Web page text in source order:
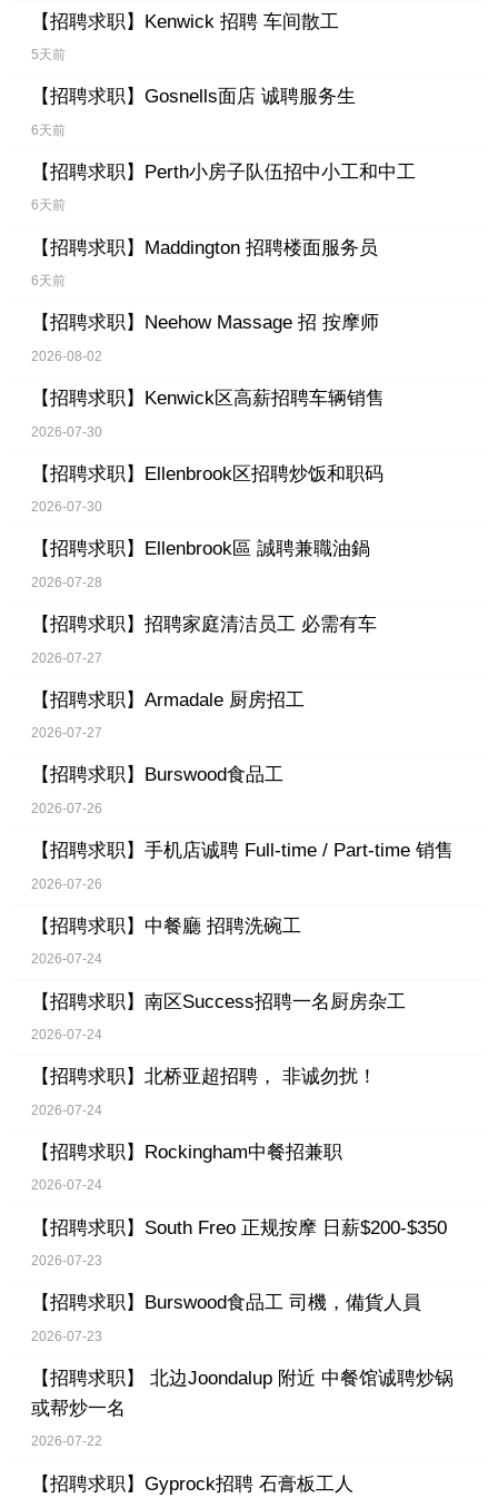
【招聘求职】 Kenwick 招聘 车间散工
5天前
【招聘求职】 Gosnells面店 诚聘服务生
6天前
【招聘求职】 Perth小房子队伍招中小工和中工
6天前
【招聘求职】 Maddington 招聘楼面服务员
6天前
【招聘求职】 Neehow Massage 招 按摩师
2026-08-02
【招聘求职】 Kenwick区高薪招聘车辆销售
2026-07-30
【招聘求职】 Ellenbrook区招聘炒饭和职码
2026-07-30
【招聘求职】 Ellenbrook區 誠聘兼職油鍋
2026-07-28
【招聘求职】 招聘家庭清洁员工 必需有车
2026-07-27
【招聘求职】 Armadale 厨房招工
2026-07-27
【招聘求职】 Burswood食品工
2026-07-26
【招聘求职】 手机店诚聘 Full-time / Part-time 销售
2026-07-26
【招聘求职】 中餐廳 招聘洗碗工
2026-07-24
【招聘求职】 南区Success招聘一名厨房杂工
2026-07-24
【招聘求职】 北桥亚超招聘， 非诚勿扰！
2026-07-24
【招聘求职】 Rockingham中餐招兼职
2026-07-24
【招聘求职】 South Freo 正规按摩 日薪$200-$350
2026-07-23
【招聘求职】 Burswood食品工 司機，備貨人員
2026-07-23
【招聘求职】
北边Joondalup 附近 中餐馆诚聘炒锅
或帮炒一名
2026-07-22
【招聘求职】 Gyprock招聘 石膏板工人